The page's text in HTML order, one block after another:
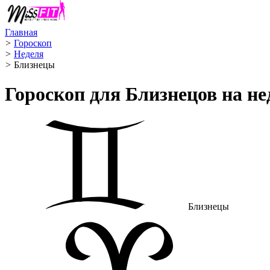
Главная
> Гороскоп
> Неделя
> Близнецы ️
Гороскоп для Близнецов на
Близнецы